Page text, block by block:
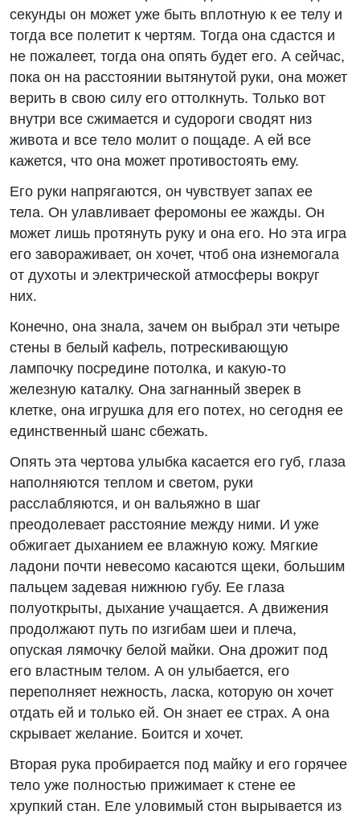
секунды он может уже быть вплотную к ее телу и
тогда все полетит к чертям. Тогда она сдастся и
не пожалеет, тогда она опять будет его. А сейчас,
пока он на расстоянии вытянутой руки, она может
верить в свою силу его оттолкнуть. Только вот
внутри все сжимается и судороги сводят низ
живота и все тело молит о пощаде. А ей все
кажется, что она может противостоять ему.
Его руки напрягаются, он чувствует запах ее
тела. Он улавливает феромоны ее жажды. Он
может лишь протянуть руку и она его. Но эта игра
его завораживает, он хочет, чтоб она изнемогала
от духоты и электрической атмосферы вокруг
них.
Конечно, она знала, зачем он выбрал эти четыре
стены в белый кафель, потрескивающую
лампочку посредине потолка, и какую-то
железную каталку. Она загнанный зверек в
клетке, она игрушка для его потех, но сегодня ее
единственный шанс сбежать.
Опять эта чертова улыбка касается его губ, глаза
наполняются теплом и светом, руки
расслабляются, и он вальяжно в шаг
преодолевает расстояние между ними. И уже
обжигает дыханием ее влажную кожу. Мягкие
ладони почти невесомо касаются щеки, большим
пальцем задевая нижнюю губу. Ее глаза
полуоткрыты, дыхание учащается. А движения
продолжают путь по изгибам шеи и плеча,
опуская лямочку белой майки. Она дрожит под
его властным телом. А он улыбается, его
переполняет нежность, ласка, которую он хочет
отдать ей и только ей. Он знает ее страх. А она
скрывает желание. Боится и хочет.
Вторая рука пробирается под майку и его горячее
тело уже полностью прижимает к стене ее
хрупкий стан. Еле уловимый стон вырывается из